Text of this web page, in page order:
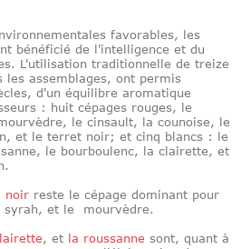
favorables, les
bénéficié de l'intelligence et du
L'utilisation traditionnelle de treize
les assemblages, ont permis
d'un équilibre aromatique
: huit cépages rouges, le
le cinsault, la counoise, le
et le terret noir; et cinq blancs : le
le bourboulenc, la clairette, et
noir reste le cépage dominant pour
syrah, et le mourvèdre.
, et la roussanne sont, quant à